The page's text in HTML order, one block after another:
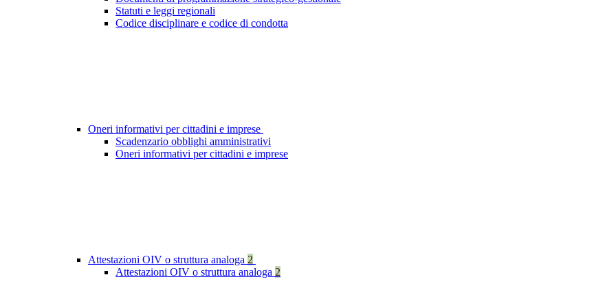
Statuti e leggi regionali
Codice disciplinare e codice di condotta
Oneri informativi per cittadini e imprese
Scadenzario obblighi amministrativi
Oneri informativi per cittadini e imprese
Attestazioni OIV o struttura analoga 2
Attestazioni OIV o struttura analoga 2